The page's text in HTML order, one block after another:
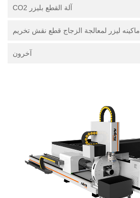
آلة القطع بليزر CO2
ماكينه ليزر لمعالجة الزجاج قطع نقش تخريم
آخرون